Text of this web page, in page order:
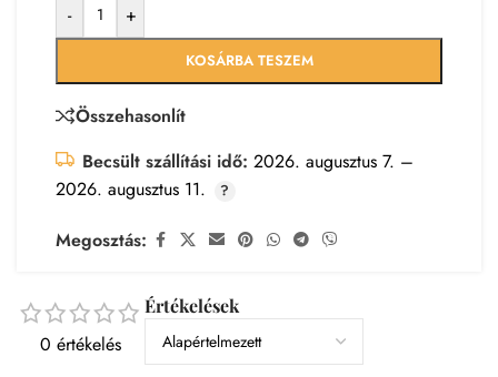
- +
KOSÁRBA TESZEM
Összehasonlít
Becsült szállítási idő: 2026. augusztus 7. –
2026. augusztus 11.
Megosztás:
0 értékelés
Értékelések